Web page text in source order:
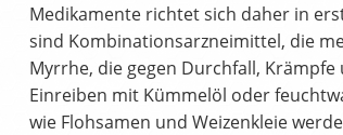
Medikamente richtet sich daher in
sind Kombinationsarzneimittel, die
Myrrhe, die gegen Durchfall,
Einreiben mit Kümmelöl oder
wie Flohsamen und Weizenkleie